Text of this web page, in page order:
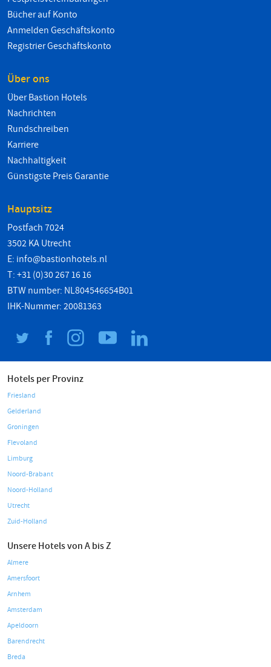
Bücher auf Konto
Anmelden Geschäftskonto
Registrier Geschäftskonto
Über ons
Über Bastion Hotels
Nachrichten
Rundschreiben
Karriere
Nachhaltigkeit
Günstigste Preis Garantie
Hauptsitz
Postfach 7024
3502 KA Utrecht
E: info@bastionhotels.nl
T: +31 (0)30 267 16 16
BTW number: NL804546654B01
IHK-Nummer: 20081363
Hotels per Provinz
Friesland
Gelderland
Groningen
Flevoland
Limburg
Noord-Brabant
Noord-Holland
Utrecht
Zuid-Holland
Unsere Hotels von A bis Z
Almere
Amersfoort
Arnhem
Amsterdam
Apeldoorn
Barendrecht
Breda